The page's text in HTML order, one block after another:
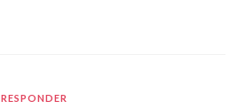
RESPONDER